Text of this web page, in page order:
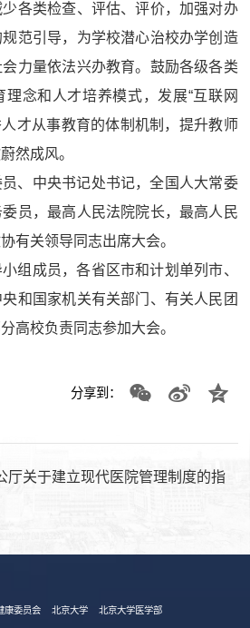
各类检查、评估、评价，加强对办
范引导，为学校潜心治校办学创造
力量依法兴办教育。鼓励各级各类
念和人才培养模式，发展“互联网
才从事教育的体制机制，提升教师
然成风。
、中央书记处书记，全国人大常委
员，最高人民法院院长，最高人民
有关领导同志出席大会。
组成员，各省区市和计划单列市、
和国家机关有关部门、有关人民团
高校负责同志参加大会。
分享到：
关于建立现代医院管理制度的指
康委员会 北京大学 北京大学医学部